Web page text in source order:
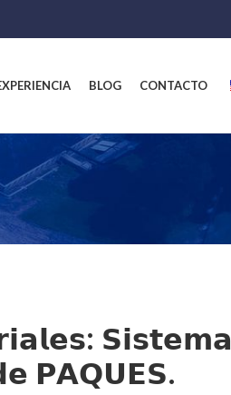
BLOG CONTACTO
𝗦𝗶𝘀𝘁𝗲𝗺𝗮
𝗣𝗔𝗤𝗨𝗘𝗦.⁣